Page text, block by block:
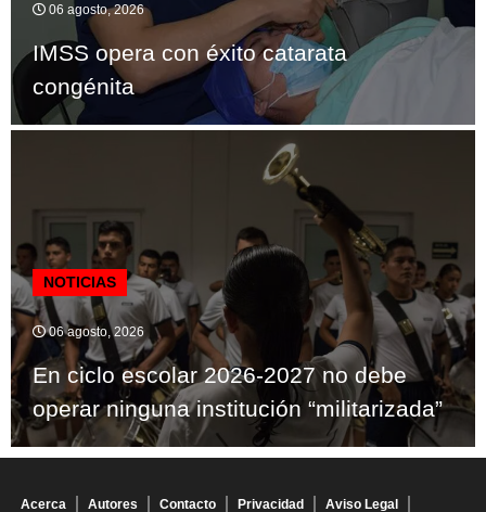
06 agosto, 2026
IMSS opera con éxito catarata
congénita
NOTICIAS
06 agosto, 2026
En ciclo escolar 2026-2027 no debe
operar ninguna institución “militarizada”
Acerca Autores Contacto Privacidad Aviso Legal